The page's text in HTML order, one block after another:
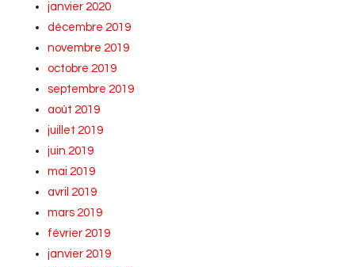
janvier 2020
décembre 2019
novembre 2019
octobre 2019
septembre 2019
août 2019
juillet 2019
juin 2019
mai 2019
avril 2019
mars 2019
février 2019
janvier 2019